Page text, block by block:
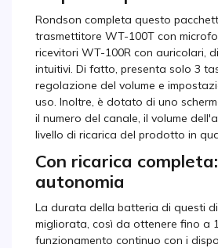
Rondson completa questo
trasmettitore WT-100T con
ricevitori WT-100R con auricolari,
intuitivi. Di fatto, presenta solo 3
regolazione del volume e
uso. Inoltre, è dotato di uno
il numero del canale, il volume
livello di ricarica del prodotto in
Con ricarica
autonomia
La durata della batteria di questi
migliorata, così da ottenere fino a
funzionamento continuo con i